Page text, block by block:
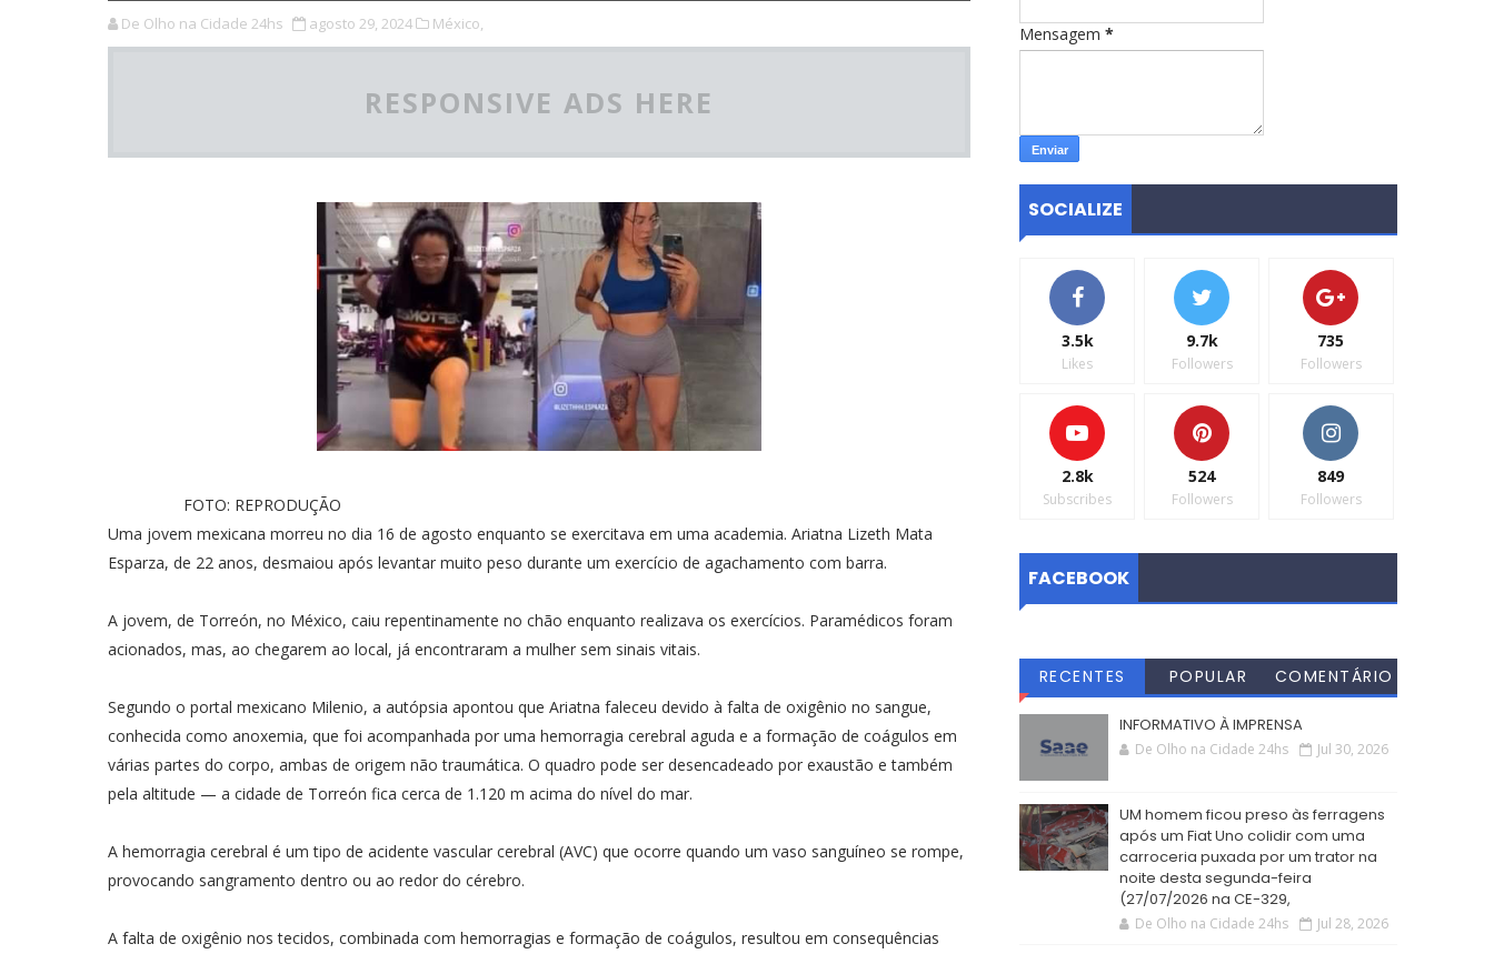
De Olho na Cidade 24hs agosto 29, 2024 México,
RESPONSIVE ADS HERE
FOTO: REPRODUÇÃO
Uma jovem mexicana morreu no dia 16 de agosto enquanto se exercitava em uma academia. Ariatna Lizeth Mata
Esparza, de 22 anos, desmaiou após levantar muito peso durante um exercício de agachamento com barra.
A jovem, de Torreón, no México, caiu repentinamente no chão enquanto realizava os exercícios. Paramédicos foram
acionados, mas, ao chegarem ao local, já encontraram a mulher sem sinais vitais.
Segundo o portal mexicano Milenio, a autópsia apontou que Ariatna faleceu devido à falta de oxigênio no sangue,
conhecida como anoxemia, que foi acompanhada por uma hemorragia cerebral aguda e a formação de coágulos em
várias partes do corpo, ambas de origem não traumática. O quadro pode ser desencadeado por exaustão e também
pela altitude — a cidade de Torreón fica cerca de 1.120 m acima do nível do mar.
A hemorragia cerebral é um tipo de acidente vascular cerebral (AVC) que ocorre quando um vaso sanguíneo se rompe,
provocando sangramento dentro ou ao redor do cérebro.
A falta de oxigênio nos tecidos, combinada com hemorragias e formação de coágulos, resultou em consequências
Mensagem *
SOCIALIZE
3.5k
Likes
9.7k
Followers
735
Followers
2.8k
Subscribes
524
Followers
849
Followers
FACEBOOK
RECENTES POPULAR
COMENTÁRIO
INFORMATIVO À IMPRENSA
De Olho na Cidade 24hs Jul 30, 2026
UM homem ficou preso às ferragens
após um Fiat Uno colidir com uma
carroceria puxada por um trator na
noite desta segunda-feira
(27/07/2026 na CE-329,
De Olho na Cidade 24hs Jul 28, 2026